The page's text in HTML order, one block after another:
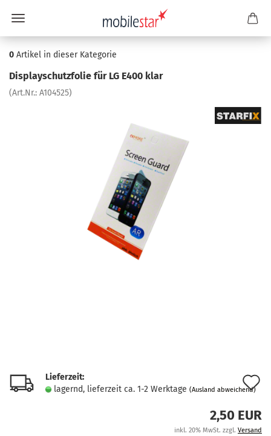
0 Artikel in dieser Kategorie
Dis­play­schutz­fo­lie für LG E400 klar
(Art.Nr.: A104525)
Lieferzeit:
lagernd, lieferzeit ca. 1-2 Werktage (Ausland abweichend)
2,50 EUR
inkl. 20% MwSt. zzgl. Versand